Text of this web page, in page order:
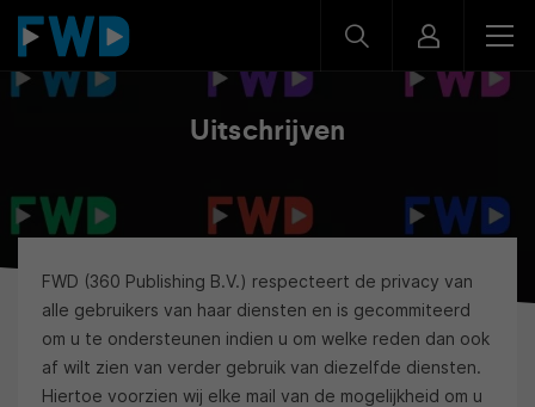
Uitschrijven
FWD (360 Publishing B.V.) respecteert de privacy van
alle gebruikers van haar diensten en is gecommiteerd
om u te ondersteunen indien u om welke reden dan ook
af wilt zien van verder gebruik van diezelfde diensten.
Hiertoe voorzien wij elke mail van de mogelijkheid om u